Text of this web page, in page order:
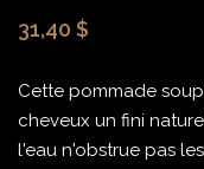
31,40 $
Cette pommade
cheveux un fini
l'eau n'obstrue pas